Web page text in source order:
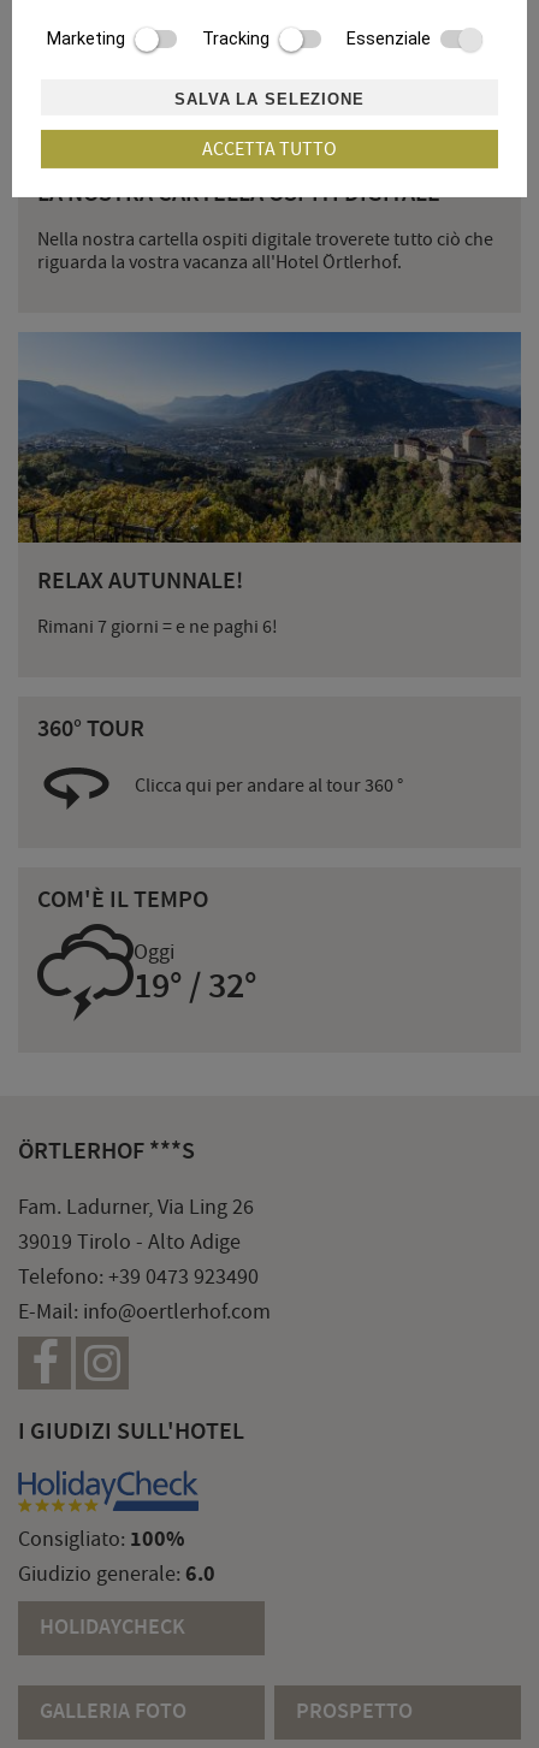
LA NOSTRA CARTELLA OSPITI DIGITALE
Nella nostra cartella ospiti digitale troverete tutto ciò che
riguarda la vostra vacanza all'Hotel Örtlerhof.
RELAX AUTUNNALE!
Rimani 7 giorni = e ne paghi 6!
360° TOUR
Clicca qui per andare al tour 360 °
COM'È IL TEMPO
0Oggi
19° / 32°
ÖRTLERHOF ***S
Fam. Ladurner, Via Ling 26
39019 Tirolo - Alto Adige
Telefono: +39 0473 923490
E-Mail: info@oertlerhof.com
I GIUDIZI SULL'HOTEL
Consigliato: 100%
Giudizio generale: 6.0
HOLIDAYCHECK
GALLERIA FOTO PROSPETTO
Marketing Tracking Essenziale
SALVA LA SELEZIONE
ACCETTA TUTTO